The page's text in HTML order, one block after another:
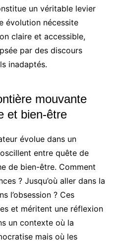
un véritable levier
évolution nécessite
claire et accessible,
par des discours
inadaptés.
mouvante
et bien-être
évolue dans un
entre quête de
de bien-être. Comment
? Jusqu’où aller dans la
l’obsession ? Ces
et méritent une réflexion
un contexte où la
mais où les